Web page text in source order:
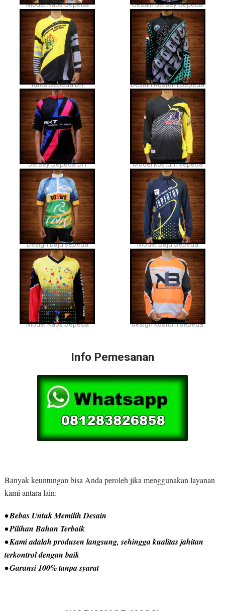
Model Kaos Sepeda Desain Jersey Sepeda
Kaos Sepeda Dh Desain Kostum Sepeda
Jersey Sepeda DH Model kostum sepeda
Design baju sepeda Model Baju Sepeda
Model Kaos Sepeda design kostum sepeda
Info Pemesanan
Banyak keuntungan bisa Anda peroleh jika menggunakan layanan
kami antara lain:
• Bebas Untuk Memilih Desain
• Pilihan Bahan Terbaik
• Kami adalah produsen langsung, sehingga kualitas jahitan
terkontrol dengan baik
• Garansi 100% tanpa syarat